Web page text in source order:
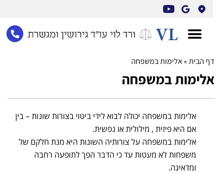
לתוכן
הבית»אלימות במשפחה
במשפחה
אלימות במשפחה יכולה לבוא לידי ביטוי בצורות שונות – בין
אם היא פיזית , מילולית או נפשית.
אלימות במשפחה על צורותיה השונות היא מנת חלקם של
משפחות לא מעטות עד כי הדבר הפך לתופעה רחבה
ומדאיגה.